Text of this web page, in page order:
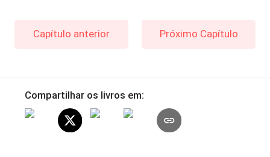
Capítulo anterior Próximo Capítulo
Compartilhar os livros em: